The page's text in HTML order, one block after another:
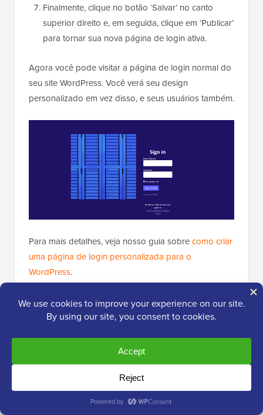
Finalmente, clique no botão ‘Salvar’ no canto
superior direito e, em seguida, clique em ‘Publicar’
para tornar sua nova página de login ativa.
Agora você pode visitar a página de login normal do
seu site WordPress. Você verá seu design
personalizado em vez disso, e seus usuários também.
Para mais detalhes, veja nosso guia sobrecomo criar
uma página de login personalizada para o
WordPress.
Perguntas Frequentes Sobre a
Personalização da Área de
Administração do WordPress
As seguintes são algumas das perguntas mais
comuns que ouvi de usuários sobre como organizar
e personalizar a área de administração do